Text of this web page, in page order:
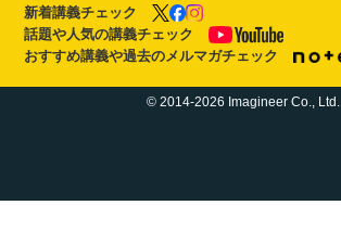
新着講義チェック
話題や人気の講義チェック
おすすめ講義や過去のメルマガチェック
© 2014-2026 Imagineer Co., Ltd.